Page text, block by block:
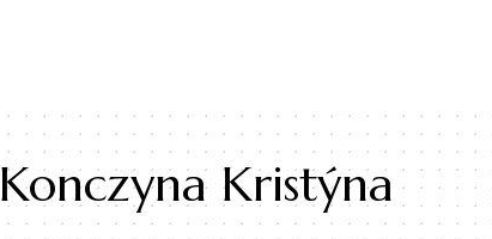
Konczyna Kristýna